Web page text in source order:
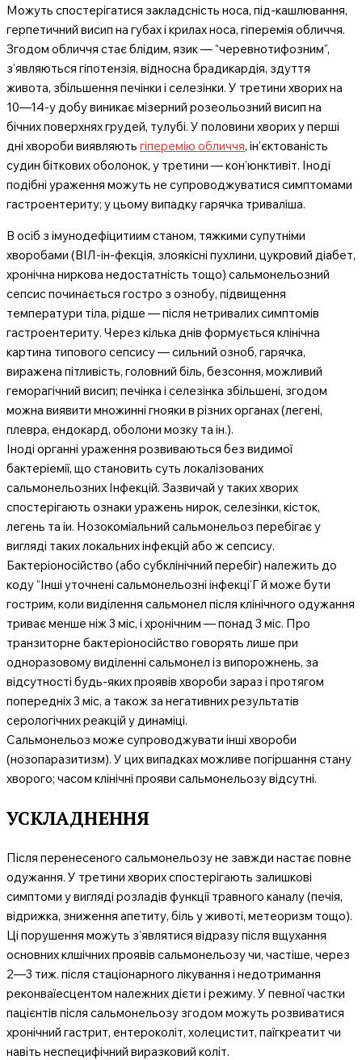
Можуть спостерігатися закладсність носа, під-кашлювання,
герпетичний висип на губах і крилах носа, гіперемія обличчя.
Згодом обличчя стає блідим, язик — “черевнотифозним”,
з’являються гіпотензія, відносна брадикардія, здуття
живота, збільшення печінки і селезінки. У третини хворих на
10—14-у добу виникає мізерний розеольозний висип на
бічних поверхнях грудей, тулубі. У половини хворих у перші
дні хвороби виявляють гіперемію обличчя, ін’єктованість
судин біткових оболонок, у третини — кон’юнктивіт. Іноді
подібні ураження можуть не супроводжуватися симптомами
гастроентериту; у цьому випадку гарячка триваліша.
В осіб з імунодефіцитиим станом, тяжкими супутніми
хворобами (ВІЛ-ін-фекція, злоякісні пухлини, цукровий діабет,
хронічна ниркова недостатність тощо) сальмонельозний
сепсис починається гостро з ознобу, підвищення
температури тіла, рідше — після нетривалих симптомів
гастроентериту. Через кілька днів формується клінічна
картина типового сепсису — сильний озноб, гарячка,
виражена пітливість, головний біль, безсоння, можливий
геморагічний висип; печінка і селезінка збільшені, згодом
можна виявити множинні гнояки в різних органах (легені,
плевра, ендокард, оболони мозку та ін.).
Іноді органні ураження розвиваються без видимої
бактеріемії, що становить суть локалізованих
сальмонельозних Інфекцій. Зазвичай у таких хворих
спостерігають ознаки уражень нирок, селезінки, кісток,
легень та іи. Нозокоміальний сальмонельоз перебігає у
вигляді таких локальних інфекцій або ж сепсису.
Бактеріоносійство (або субклінічний перебіг) належить до
коду “Інші уточнені сальмонельозні інфекці’Г й може бути
гострим, коли виділення сальмонел після клінічного одужання
триває менше ніж 3 міс, і хронічним — понад 3 міс. Про
транзиторне бактеріоносійство говорять лише при
одноразовому виділенні сальмонел із випорожнень, за
відсутності будь-яких проявів хвороби зараз і протягом
попередніх 3 міс, а також за негативних результатів
серологічних реакцій у динаміці.
Сальмонельоз може супроводжувати інші хвороби
(нозопаразитизм). У цих випадках можливе погіршання стану
хворого; часом клінічні прояви сальмонельозу відсутні.
УСКЛАДНЕННЯ
Після перенесеного сальмонельозу не завжди настає повне
одужання. У третини хворих спостерігають залишкові
симптоми у вигляді розладів функції травного каналу (печія,
відрижка, зниження апетиту, біль у животі, метеоризм тощо).
Ці порушення можуть з’являтися відразу після вщухання
основних клшічних проявів сальмонельозу чи, частіше, через
2—3 тиж. після стаціонарного лікування і недотримання
реконваїесцентом належних дієти і режиму. У певної частки
пацієнтів після сальмонельозу згодом можуть розвиватися
хронічний гастрит, ентероколіт, холецистит, паїгкреатит чи
навіть неспецифічний виразковий коліт.